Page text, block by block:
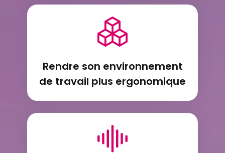
Rendre son environnement
de travail plus ergonomique